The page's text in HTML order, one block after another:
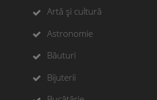
Artă și cultură
Astronomie
Băuturi
Bijuterii